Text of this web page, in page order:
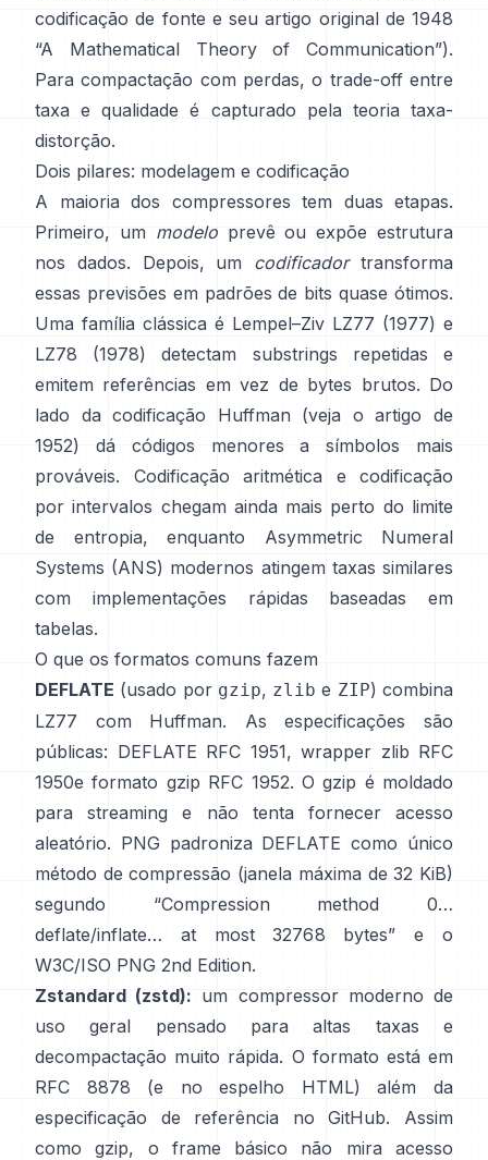
codificação de fonte e seu artigo original de 1948
“A Mathematical Theory of Communication”).
Para compactação com perdas, o trade-off entre
taxa e qualidade é capturado pela teoria taxa-
distorção.
Dois pilares: modelagem e codificação
A maioria dos compressores tem duas etapas.
Primeiro, um modeloprevê ou expõe estrutura
nos dados. Depois, um codificadortransforma
essas previsões em padrões de bits quase ótimos.
Uma família clássica é Lempel–Ziv LZ77 (1977) e
LZ78 (1978) detectam substrings repetidas e
emitem referências em vez de bytes brutos. Do
lado da codificação
Huffman (veja o artigo de
1952) dá códigos menores a símbolos mais
prováveis.
Codificação aritmética e
codificação
por intervalos chegam ainda mais perto do limite
de entropia, enquanto
Asymmetric Numeral
Systems (ANS) modernos atingem taxas similares
com implementações rápidas baseadas em
tabelas.
O que os formatos comuns fazem
DEFLATE (usado por gzip, zlib e ZIP) combina
LZ77 com Huffman. As especificações são
públicas: DEFLATE RFC 1951, wrapper zlib RFC
1950e formato gzip RFC 1952. O gzip é moldado
para streaming e
não tenta fornecer acesso
aleatório. PNG padroniza DEFLATE como único
método de compressão (janela máxima de 32 KiB)
segundo
“Compression method 0…
deflate/inflate… at most 32768 bytes”
e o
W3C/ISO PNG 2nd Edition.
Zstandard (zstd): um compressor moderno de
uso geral pensado para altas taxas e
decompactação muito rápida. O formato está em
RFC 8878
(e no espelho HTML) além da
especificação de referência
no GitHub. Assim
como gzip, o frame básico
não mira acesso